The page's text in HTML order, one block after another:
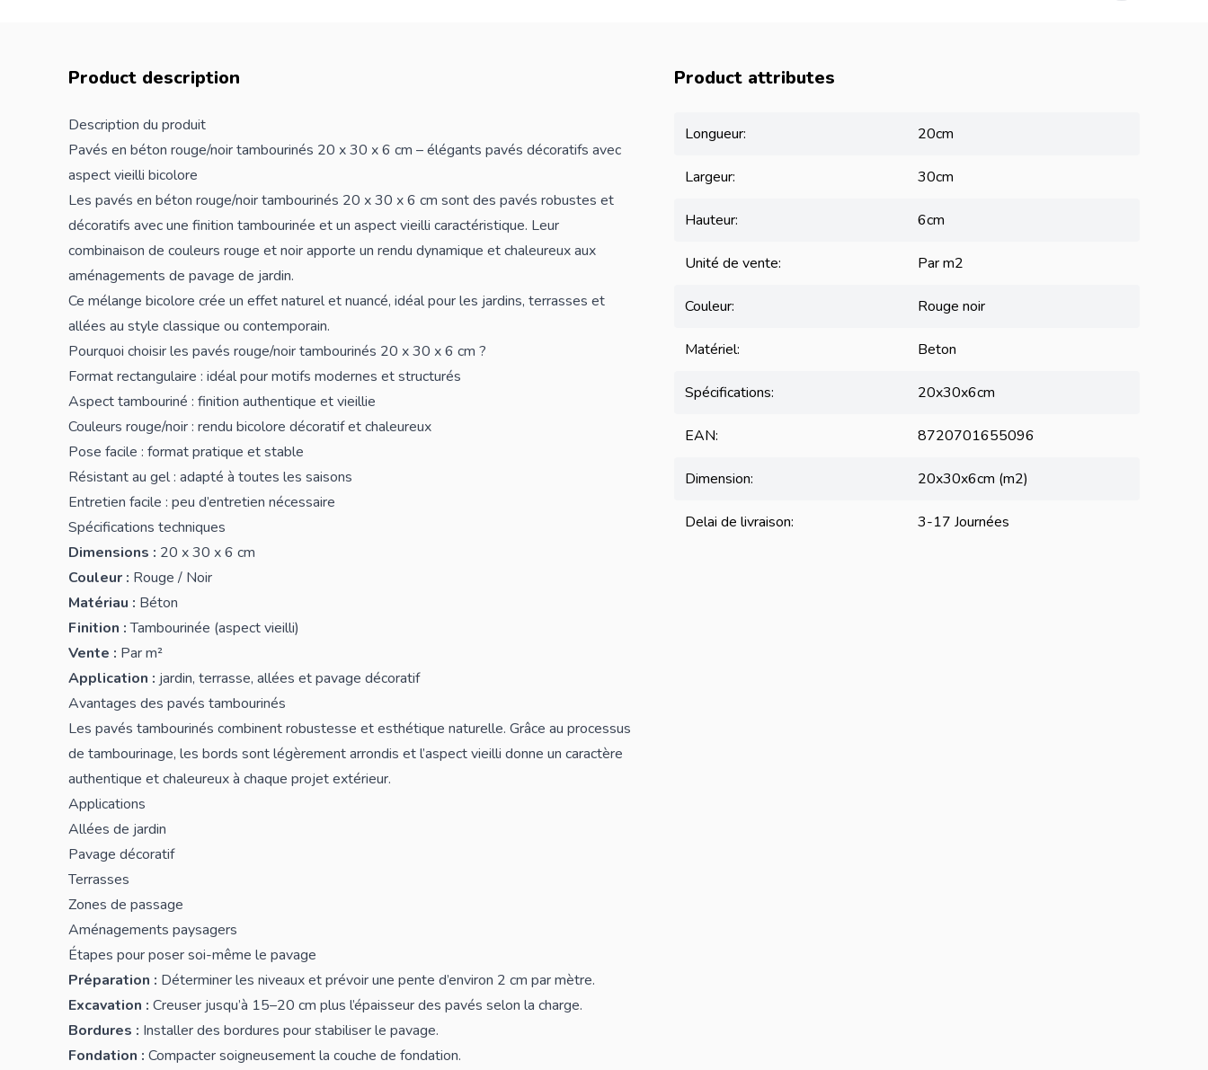
Product description
Description du produit
Pavés en béton rouge/noir tambourinés 20 x 30 x 6 cm – élégants pavés décoratifs avec
aspect vieilli bicolore
Les pavés en béton rouge/noir tambourinés 20 x 30 x 6 cm sont des pavés robustes et
décoratifs avec une finition tambourinée et un aspect vieilli caractéristique. Leur
combinaison de couleurs rouge et noir apporte un rendu dynamique et chaleureux aux
aménagements de pavage de jardin.
Ce mélange bicolore crée un effet naturel et nuancé, idéal pour les jardins, terrasses et
allées au style classique ou contemporain.
Pourquoi choisir les pavés rouge/noir tambourinés 20 x 30 x 6 cm ?
Format rectangulaire : idéal pour motifs modernes et structurés
Aspect tambouriné : finition authentique et vieillie
Couleurs rouge/noir : rendu bicolore décoratif et chaleureux
Pose facile : format pratique et stable
Résistant au gel : adapté à toutes les saisons
Entretien facile : peu d’entretien nécessaire
Spécifications techniques
Dimensions : 20 x 30 x 6 cm
Couleur : Rouge / Noir
Matériau : Béton
Finition :Tambourinée (aspect vieilli)
Vente : Par m²
Application : jardin, terrasse, allées et pavage décoratif
Avantages des pavés tambourinés
Les pavés tambourinés combinent robustesse et esthétique naturelle. Grâce au processus
de tambourinage, les bords sont légèrement arrondis et l’aspect vieilli donne un caractère
authentique et chaleureux à chaque projet extérieur.
Applications
Allées de jardin
Pavage décoratif
Terrasses
Zones de passage
Aménagements paysagers
Étapes pour poser soi-même le pavage
Préparation : Déterminer les niveaux et prévoir une pente d’environ 2 cm par mètre.
Excavation : Creuser jusqu’à 15–20 cm plus l’épaisseur des pavés selon la charge.
Bordures : Installer des bordures pour stabiliser le pavage.
Fondation : Compacter soigneusement la couche de fondation.
Product attributes
Longueur: 20cm
Largeur: 30cm
Hauteur: 6cm
Unité de vente: Par m2
Couleur: Rouge noir
Matériel: Beton
Spécifications: 20x30x6cm
EAN: 8720701655096
Dimension: 20x30x6cm (m2)
Delai de livraison: 3-17 Journées